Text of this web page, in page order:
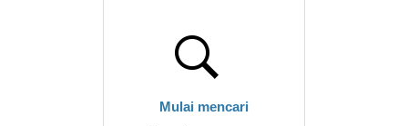
Mulai mencari